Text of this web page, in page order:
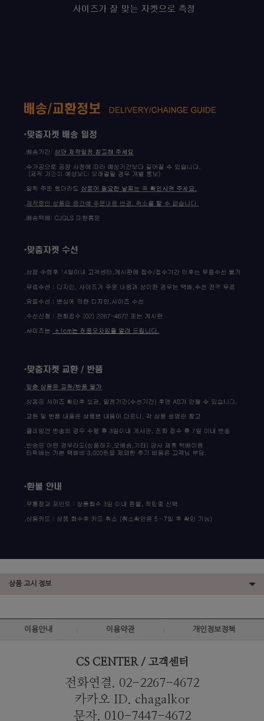
상품 고시 정보
이용안내 이용약관 개인정보정책
CS CENTER / 고객센터
전화연결. 02-2267-4672
카카오 ID. chagalkor
문자. 010-7447-4672